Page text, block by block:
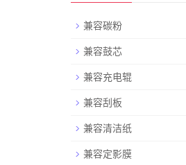
兼容碳粉
兼容鼓芯
兼容充电辊
兼容刮板
兼容清洁纸
兼容定影膜